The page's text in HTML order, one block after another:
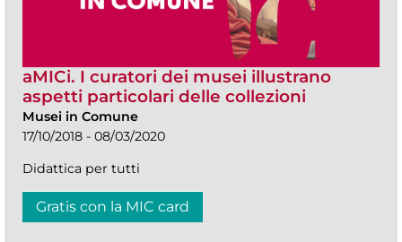
aMICi. I curatori dei musei illustrano
aspetti particolari delle collezioni
Musei in Comune
17/10/2018 - 08/03/2020
Didattica per tutti
Gratis con la MIC card